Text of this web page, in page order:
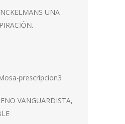
UNA
VANGUARDISTA,